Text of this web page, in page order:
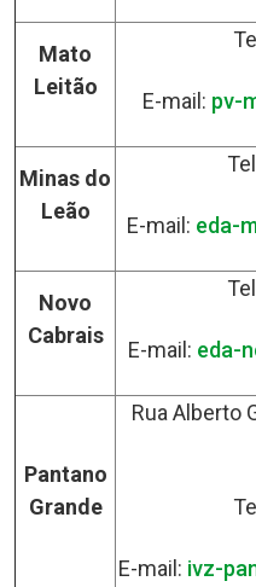
Mato
Leitão
E-mail: pv-
Minas do
Leão
E-mail: eda-
Novo
Cabrais
E-mail: eda-
Pantano
Grande
Rua Alberto
E-mail: ivz-